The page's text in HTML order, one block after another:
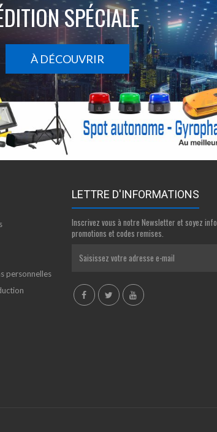
SPÉCIALE
À DÉCOUVRIR
personnelles
LETTRE D'INFORMATIONS
Inscrivez vous à notre Newsletter et soyez
promotions et codes remises.